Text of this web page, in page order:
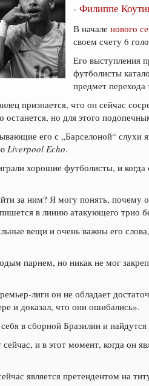
-Филиппе
В началенового
своем счету 6
Его выступления
футболисты
предмет
признается, что он сейчас
останется, но для этого
его с „Барселоной“ слухи
Liverpool Echo.
хорошие футболисты, и
за ним? Я могу понять,
в линию атакующего трио
вещи и очень важны его
парнем, но никак не мог
лиги он не обладает
и доказал, что они ошибались».
в сборной Бразилии и
и в этот момент, когда он
является претендентом на